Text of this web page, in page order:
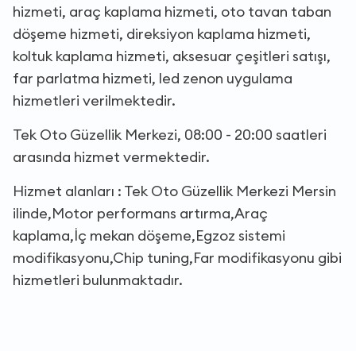
hizmeti, araç kaplama hizmeti, oto tavan taban
döşeme hizmeti, direksiyon kaplama hizmeti,
koltuk kaplama hizmeti, aksesuar çeşitleri satışı,
far parlatma hizmeti, led zenon uygulama
hizmetleri verilmektedir.
Tek Oto Güzellik Merkezi, 08:00 - 20:00 saatleri
arasında hizmet vermektedir.
Hizmet alanları : Tek Oto Güzellik Merkezi Mersin
ilinde,Motor performans artırma,Araç
kaplama,İç mekan döşeme,Egzoz sistemi
modifikasyonu,Chip tuning,Far modifikasyonu gibi
hizmetleri bulunmaktadır.